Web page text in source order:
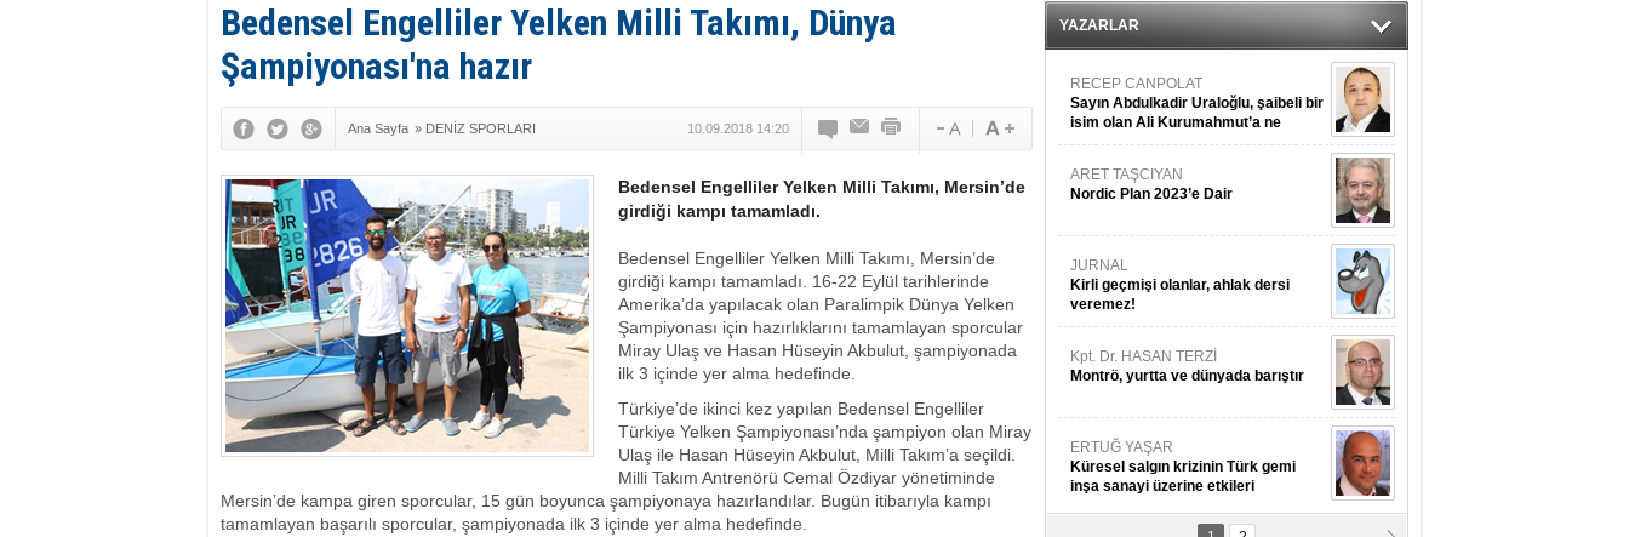
Bedensel Engelliler Yelken Milli Takımı, Dünya
Şampiyonası'na hazır
Ana Sayfa » DENİZ SPORLARI 10.09.2018 14:20
Bedensel Engelliler Yelken Milli Takımı, Mersin’de
girdiği kampı tamamladı.
Bedensel Engelliler Yelken Milli Takımı, Mersin’de
girdiği kampı tamamladı. 16-22 Eylül tarihlerinde
Amerika’da yapılacak olan Paralimpik Dünya Yelken
Şampiyonası için hazırlıklarını tamamlayan sporcular
Miray Ulaş ve Hasan Hüseyin Akbulut, şampiyonada
ilk 3 içinde yer alma hedefinde.
Türkiye’de ikinci kez yapılan Bedensel Engelliler
Türkiye Yelken Şampiyonası’nda şampiyon olan Miray
Ulaş ile Hasan Hüseyin Akbulut, Milli Takım’a seçildi.
Milli Takım Antrenörü Cemal Özdiyar yönetiminde
Mersin’de kampa giren sporcular, 15 gün boyunca şampiyonaya hazırlandılar. Bugün itibarıyla kampı
tamamlayan başarılı sporcular, şampiyonada ilk 3 içinde yer alma hedefinde.
YAZARLAR
RECEP CANPOLAT
Sayın Abdulkadir Uraloğlu, şaibeli bir
isim olan Ali Kurumahmut’a ne
danışıyorsunuz?
ARET TAŞCIYAN
Nordic Plan 2023’e Dair
JURNAL
Kirli geçmişi olanlar, ahlak dersi
veremez!
Kpt. Dr. HASAN TERZİ
Montrö, yurtta ve dünyada barıştır
ERTUĞ YAŞAR
Küresel salgın krizinin Türk gemi
inşa sanayi üzerine etkileri